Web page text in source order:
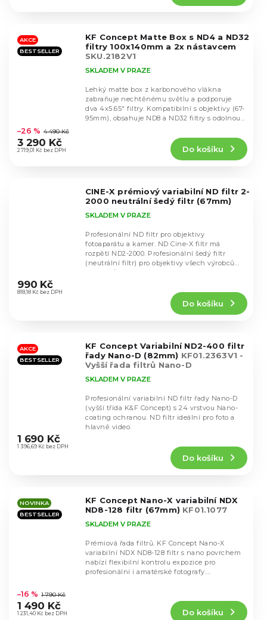
hvězdiček.
AKCE
BESTSELLER
KF Concept Matte Box s ND4 a ND32
filtry 100x140mm a 2x nástavcem
SKU.2182V1
hodnocení
produktu
je
SKLADEM V PRAZE
2 719,01 Kč bez DPH
–26 % 4 490 Kč
3 290 Kč
Do košíku
Lehký matte box z karbonového vlákna
zabraňuje nechtěnému světlu a podporuje
dva 4x5.65" filtry. Kompatibilní s objektivy (67-
95mm), obsahuje ND8 a ND32 filtry s odolnou
CINE-X prémiový variabilní ND filtr 2-
2000 neutrální šedý filtr (67mm)
hodnocení
produktu
hvězdiček.
SKLADEM V PRAZE
818,18 Kč bez DPH
990 Kč
Do košíku
Profesionální ND filtr pro objektivy
fotoaparátu a kamer. ND Cine-X filtr má
rozpětí ND2-2000. Profesionální šedý filtr
(neutrální filtr) pro objektivy všech výrobců
objektivů s...
AKCE
BESTSELLER
KF Concept Variabilní ND2-400 filtr
řady Nano-D (82mm) KF01.2363V1 -
Vyšší řada filtrů Nano-D
hodnocení
produktu
hvězdiček.
SKLADEM V PRAZE
1 396,69 Kč bez DPH
1 690 Kč
Do košíku
Profesionální variabilní ND filtr řady Nano-D
(vyšší třída K&F Concept) s 24 vrstvou Nano-
coating ochranou. ND filtr ideální pro foto a
hlavně video.
NOVINKA
BESTSELLER
KF Concept Nano-X variabilní NDX
ND8-128 filtr (67mm) KF01.1077
hodnocení
produktu
je
SKLADEM V PRAZE
1 231,40 Kč bez DPH
–16 % 1 790 Kč
1 490 Kč
Do košíku
Prémiová řada filtrů. KF Concept Nano-X
variabilní NDX ND8-128 filtr s nano povrchem
nabízí flexibilní kontrolu expozice pro
profesionální i amatérské fotografy.